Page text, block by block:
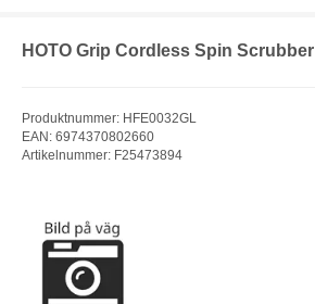
HOTO Grip Cordless Spin Scrubber
Produktnummer: HFE0032GL
EAN: 6974370802660
Artikelnummer: F25473894